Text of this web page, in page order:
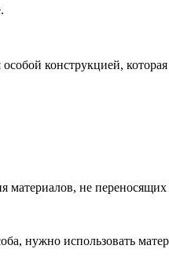
особой конструкцией,
материалов, не
нужно использовать